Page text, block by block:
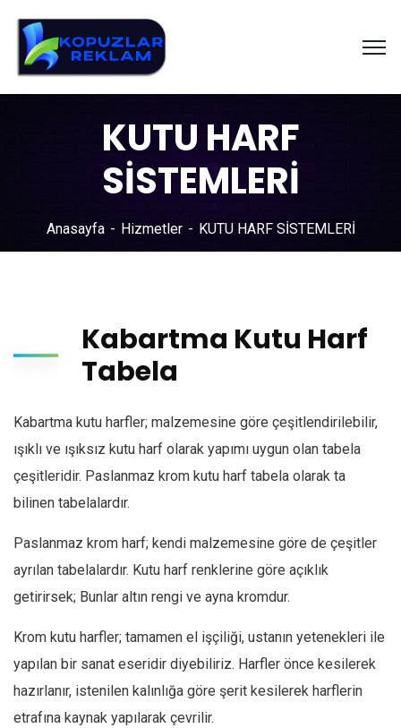
KUTU HARF
SİSTEMLERİ
Anasayfa Hizmetler KUTU HARF SİSTEMLERİ
Kabartma Kutu Harf
Tabela
Kabartma kutu harfler; malzemesine göre çeşitlendirilebilir,
ışıklı ve ışıksız kutu harf olarak yapımı uygun olan tabela
çeşitleridir. Paslanmaz krom kutu harf tabela olarak ta
bilinen tabelalardır.
Paslanmaz krom harf; kendi malzemesine göre de çeşitler
ayrılan tabelalardır. Kutu harf renklerine göre açıklık
getirirsek; Bunlar altın rengi ve ayna kromdur.
Krom kutu harfler; tamamen el işçiliği, ustanın yetenekleri ile
yapılan bir sanat eseridir diyebiliriz. Harfler önce kesilerek
hazırlanır, istenilen kalınlığa göre şerit kesilerek harflerin
etrafına kaynak yapılarak çevrilir.